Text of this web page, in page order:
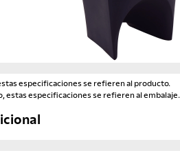
especificaciones se refieren al producto.
estas especificaciones se refieren al embalaje.